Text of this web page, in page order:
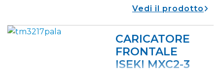
UTILE PER LAVORI DI
vedi il prodotto
CARICATORE
FRONTALE
ISEKI MXC2-3